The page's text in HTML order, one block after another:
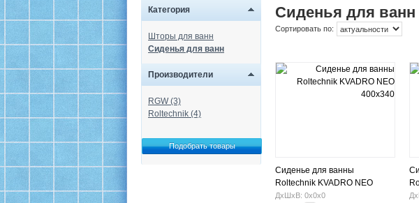
Категория
Шторы для ванн
Сиденья для ванн
Производители
RGW (3)
Roltechnik (4)
Сиденья для ванн
Сортировать по:
Сиденье для ванны
Roltechnik KVADRO NEO
400x340
ДхШхВ: 0х0х0